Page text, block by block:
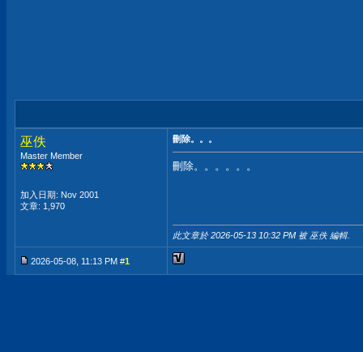
巫佚
Master Member
加入日期: Nov 2001
文章: 1,970
刪除。。。
刪除。。。。。。
此文章於 2026-05-13 10:32 PM 被 巫佚 編輯.
2026-05-08, 11:13 PM #1